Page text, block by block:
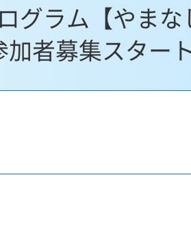
グラム【やまな
者募集スター